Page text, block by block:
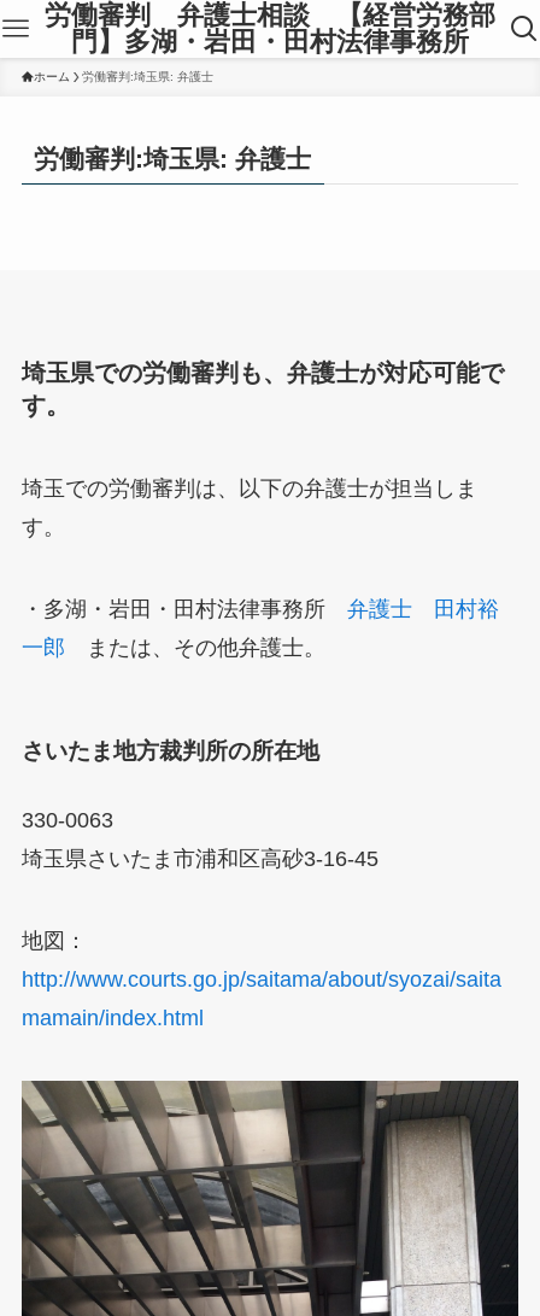
労働審判 弁護士相談 【経営労務部
門】多湖・岩田・田村法律事務所
ホーム 労働審判:埼玉県: 弁護士
労働審判:埼玉県: 弁護士
埼玉県での労働審判も、弁護士が対応可能で
す。
埼玉での労働審判は、以下の弁護士が担当しま
す。
・多湖・岩田・田村法律事務所 弁護士 田村裕
一郎 または、その他弁護士。
さいたま地方裁判所の所在地
330-0063
埼玉県さいたま市浦和区高砂3-16-45
地図：
http://www.courts.go.jp/saitama/about/syozai/saita
mamain/index.html